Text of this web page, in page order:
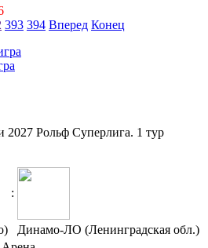
393 394 Вперед Конец
2027 Рольф Суперлига. 1 тур
:
Динамо-ЛО (Ленинградская обл.)